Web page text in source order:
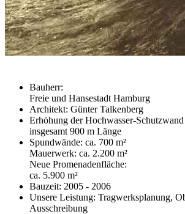
Bauherr:
Freie und Hansestadt Hamburg
Architekt: Günter Talkenberg
Erhöhung der Hochwasser-
insgesamt 900 m Länge
Spundwände: ca. 700 m²
Mauerwerk: ca. 2.200 m²
Neue Promenadenfläche:
ca. 5.900 m²
Bauzeit: 2005 - 2006
Unsere Leistung: Tragwerksplanung,
Ausschreibung